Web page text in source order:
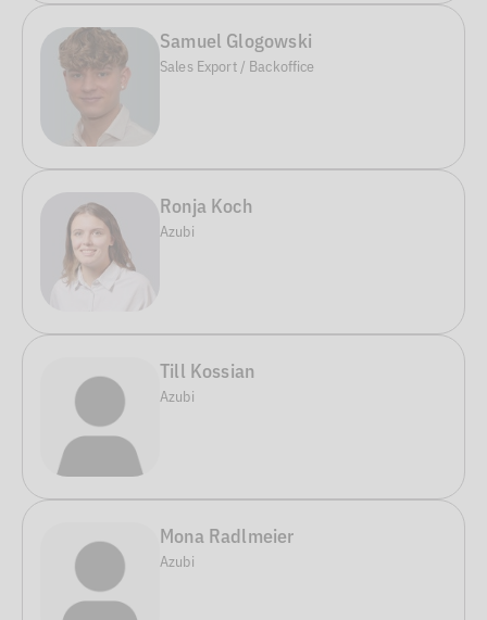
Samuel Glogowski
Sales Export / Backoffice
Ronja Koch
Azubi
Till Kossian
Azubi
Mona Radlmeier
Azubi